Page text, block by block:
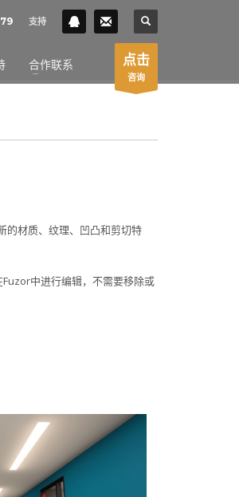
HOURS
5:00PM
only!
支持
合作联系 点击
咨询
的材质、纹理、凹凸和剪切特
中进行编辑，不需要移除或